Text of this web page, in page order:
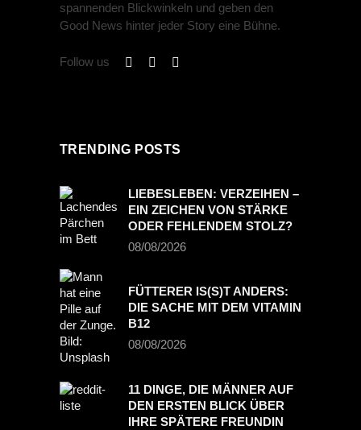
spannenden Blickwinkeln und geben den
Good News hinter jeder Story eine Bühne.
Follow us
TRENDING POSTS
LIEBESLEBEN: VERZEIHEN –
EIN ZEICHEN VON STÄRKE
ODER FEHLENDEM STOLZ?
08/08/2026
FÜTTERER IS(S)T ANDERS:
DIE SACHE MIT DEM VITAMIN
B12
08/08/2026
11 DINGE, DIE MÄNNER AUF
DEN ERSTEN BLICK ÜBER
IHRE SPÄTERE FREUNDIN